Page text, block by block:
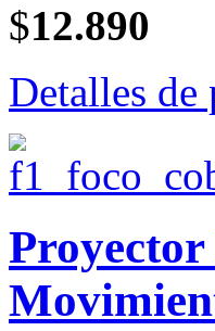
$12.890
Detalles de